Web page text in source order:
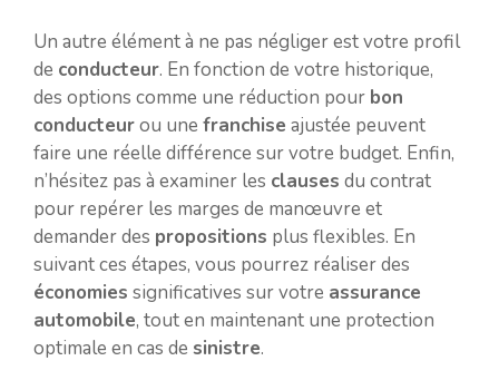
Un autre élément à ne pas négliger est votre profil
de conducteur. En fonction de votre historique,
des options comme une réduction pour bon
conducteurou une franchise ajustée peuvent
faire une réelle différence sur votre budget. Enfin,
n’hésitez pas à examiner les clauses du contrat
pour repérer les marges de manœuvre et
demander des propositions plus flexibles. En
suivant ces étapes, vous pourrez réaliser des
économies significatives sur votre assurance
automobile, tout en maintenant une protection
optimale en cas de sinistre.